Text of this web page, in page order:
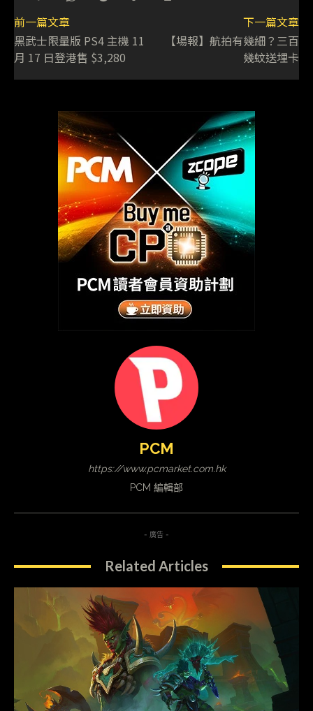
前一篇文章
黑武士限量版 PS4 主機 11
月 17 日登港售 $3,280
下一篇文章
【場報】航拍有幾細？三百
幾蚊送埋卡
PCM
https://www.pcmarket.com.hk
PCM 編輯部
- 廣告 -
Related Articles